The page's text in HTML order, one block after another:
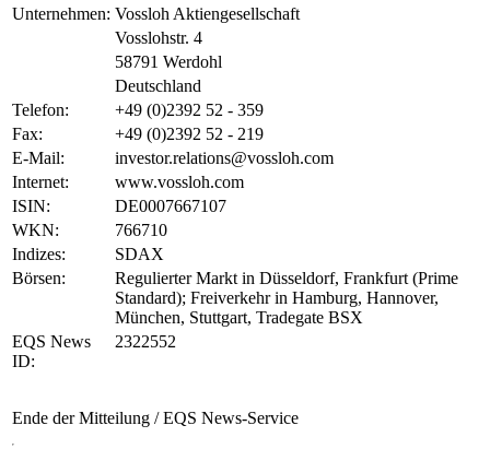
Unternehmen: Vossloh Aktiengesellschaft
Vosslohstr. 4
58791 Werdohl
Deutschland
Telefon:
+49 (0)2392 52 - 359
Fax:
+49 (0)2392 52 - 219
E-Mail:
investor.relations@vossloh.com
Internet:
www.vossloh.com
ISIN:
DE0007667107
WKN:
766710
Indizes:
SDAX
Börsen:
Regulierter Markt in Düsseldorf, Frankfurt (Prime
Standard); Freiverkehr in Hamburg, Hannover,
München, Stuttgart, Tradegate BSX
EQS News
ID:
2322552
Ende der Mitteilung / EQS News-Service